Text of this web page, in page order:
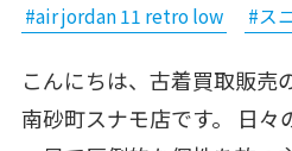
#air jordan 11 retro low
#ス
こんにちは、古着買取販売
南砂町スナモ店です。 日々